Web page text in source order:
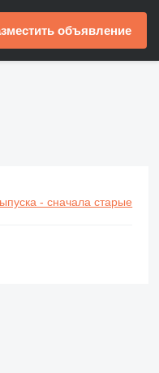
объявление
- сначала старые